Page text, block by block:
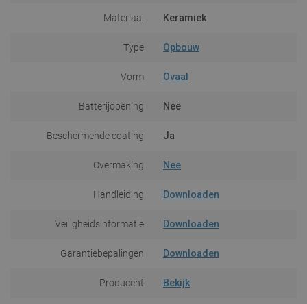
Materiaal Keramiek
Type Opbouw
Vorm Ovaal
Batterijopening Nee
Beschermende coating Ja
Overmaking Nee
Handleiding Downloaden
Veiligheidsinformatie Downloaden
Garantiebepalingen Downloaden
Producent Bekijk